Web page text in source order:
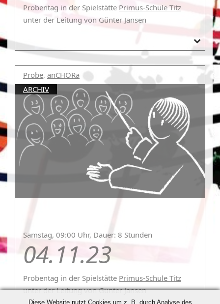
Probentag in der Spielstätte Primus-Schule Titz
unter der Leitung von Günter Jansen
Probe, anCHORa
ARCHIV
Samstag, 09:00 Uhr, Dauer: 8 Stunden
04.11.23
Probentag in der Spielstätte Primus-Schule Titz
unter der Leitung von Günter Jansen
Diese Website nutzt Cookies um z. B. durch Analyse des